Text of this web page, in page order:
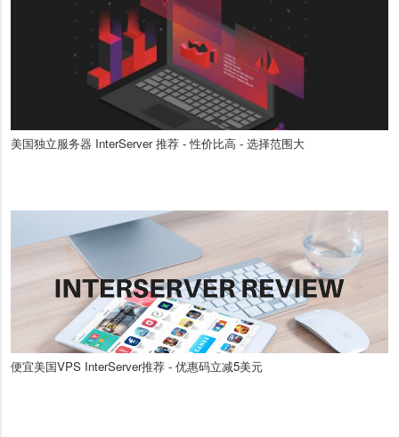
美国独立服务器 InterServer 推荐 - 性价比高 - 选择范围大
便宜美国VPS InterServer推荐 - 优惠码立减5美元